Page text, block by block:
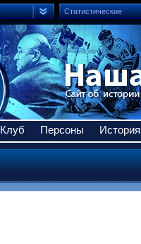
Статистические
Клуб Персоны История